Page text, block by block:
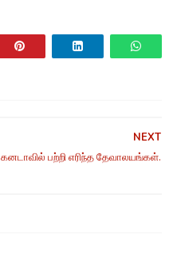
NEXT
கனடாவில் பற்றி எரிந்த தேவாலயங்கள்.